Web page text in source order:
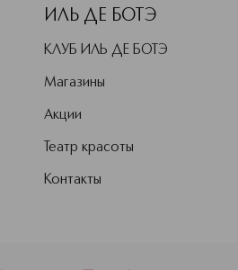
ИЛЬ ДЕ БОТЭ
КЛУБ ИЛЬ ДЕ БОТЭ
Магазины
Акции
Театр красоты
Контакты